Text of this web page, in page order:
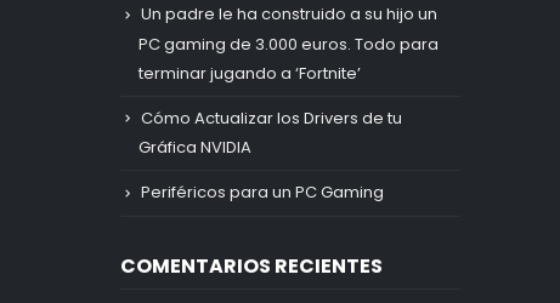
Un padre le ha construido a su hijo un
PC gaming de 3.000 euros. Todo para
terminar jugando a ‘Fortnite’
Cómo Actualizar los Drivers de tu
Gráfica NVIDIA
Periféricos para un PC Gaming
COMENTARIOS RECIENTES